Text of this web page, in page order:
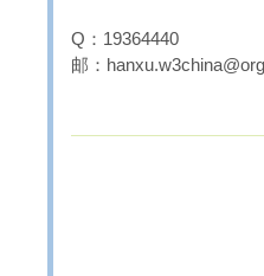
Q：19364440
邮：